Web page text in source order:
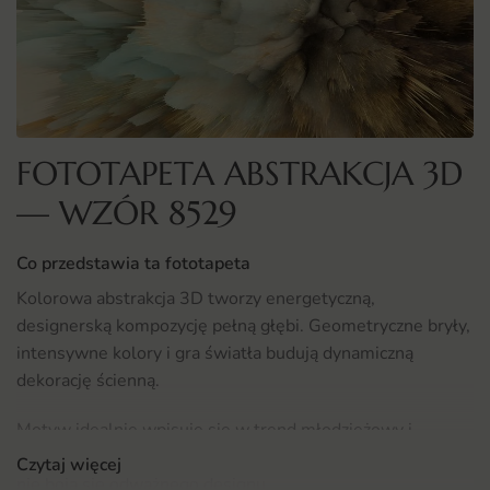
FOTOTAPETA ABSTRAKCJA 3D
— WZÓR 8529
Co przedstawia ta fototapeta
Kolorowa abstrakcja 3D tworzy energetyczną,
designerską kompozycję pełną głębi. Geometryczne bryły,
intensywne kolory i gra światła budują dynamiczną
dekorację ścienną.
kolorową, ekspresyjną estetykę. To wzór dla osób, które
Czytaj więcej